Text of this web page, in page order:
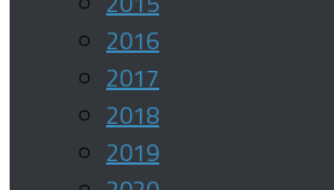
2016
2017
2018
2019